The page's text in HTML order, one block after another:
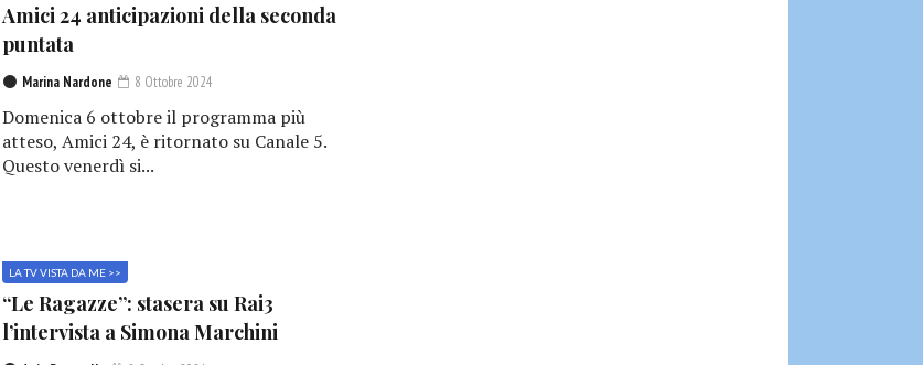
Amici 24 anticipazioni della seconda
puntata
Marina Nardone 8 Ottobre 2024
Domenica 6 ottobre il programma più
atteso, Amici 24, è ritornato su Canale 5.
Questo venerdì si...
LA TV VISTA DA ME >>
“Le Ragazze”: stasera su Rai3
l’intervista a Simona Marchini